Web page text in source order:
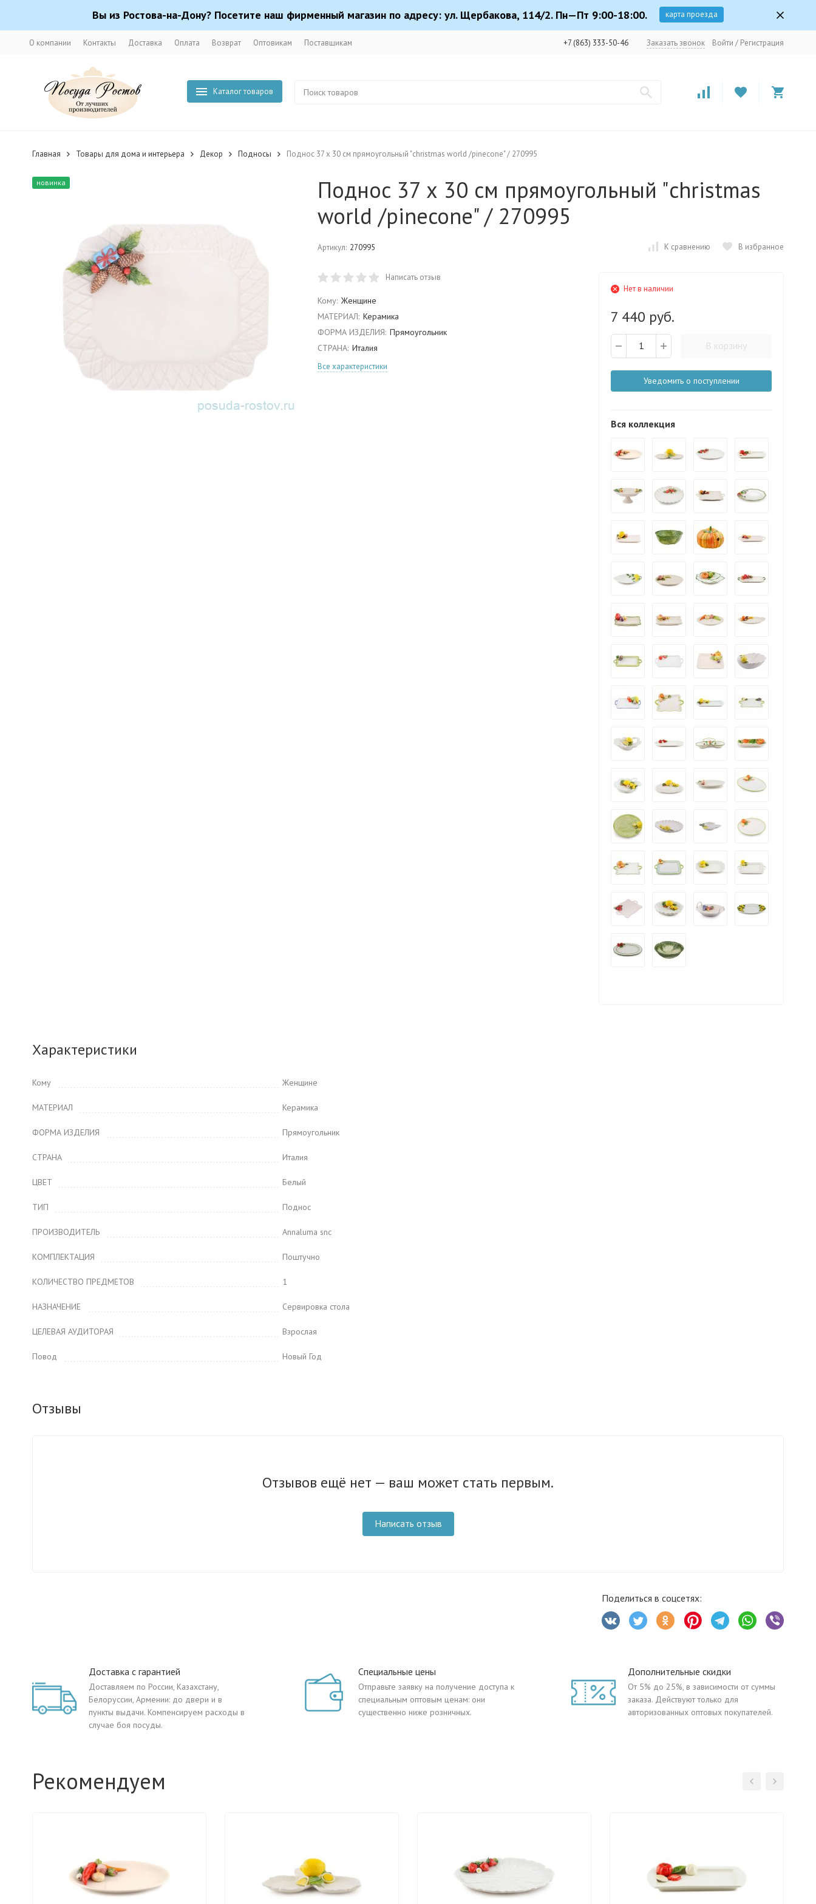
Вы из Ростова-на-Дону? Посетите наш фирменный магазин по адресу: ул. Щербакова, 114/2. Пн—Пт 9:00-18:00. карта проезда
О компании Контакты Доставка Оплата Возврат Оптовикам Поставщикам +7 (863) 333-50-46 Заказать звонок Войти / Регистрация
Каталог товаров
Главная Товары для дома и интерьера Декор Подносы Поднос 37 х 30 см прямоугольный "christmas world /pinecone" / 270995
новинка
Поднос 37 х 30 см прямоугольный "christmas
world /pinecone" / 270995
Артикул: 270995 К сравнению В избранное
Написать отзыв
Кому: Женщине
МАТЕРИАЛ: Керамика
ФОРМА ИЗДЕЛИЯ: Прямоугольник
СТРАНА: Италия
Все характеристики
Нет в наличии
7 440 руб.
В корзину
Уведомить о поступлении
Вся коллекция
Характеристики
Кому Женщине
МАТЕРИАЛ Керамика
ФОРМА ИЗДЕЛИЯ Прямоугольник
СТРАНА Италия
ЦВЕТ Белый
ТИП Поднос
ПРОИЗВОДИТЕЛЬ Annaluma snc
КОМПЛЕКТАЦИЯ Поштучно
КОЛИЧЕСТВО ПРЕДМЕТОВ 1
НАЗНАЧЕНИЕ Сервировка стола
ЦЕЛЕВАЯ АУДИТОРАЯ Взрослая
Повод Новый Год
Отзывы
Отзывов ещё нет — ваш может стать первым.
Написать отзыв
Поделиться в соцсетях:
Доставка с гарантией
Доставляем по России, Казахстану,
Белоруссии, Армении: до двери и в
пункты выдачи. Компенсируем расходы в
случае боя посуды.
Специальные цены
Отправьте заявку на получение доступа к
специальным оптовым ценам: они
существенно ниже розничных.
Дополнительные скидки
От 5% до 25%, в зависимости от суммы
заказа. Действуют только для
авторизованных оптовых покупателей.
Рекомендуем